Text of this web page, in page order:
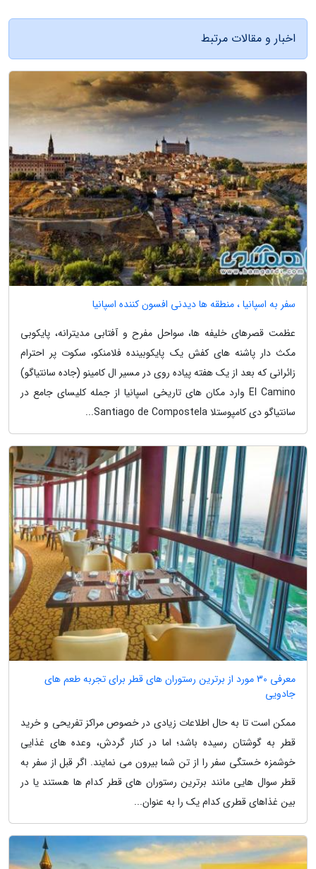
اخبار و مقالات مرتبط
سفر به اسپانیا ، منطقه ها دیدنی افسون کننده اسپانیا
عظمت قصرهای خلیفه ها، سواحل مفرح و آفتابی مدیترانه، پایکوبی
مکث دار پاشنه های کفش یک پایکوبینده فلامنکو، سکوت پر احترام
زائرانی که بعد از یک هفته پیاده روی در مسیر ال کامینو (جاده سانتیاگو)
El Camino وارد مکان های تاریخی اسپانیا از جمله کلیسای جامع در
سانتیاگو دی کامپوستلا Santiago de Compostela...
معرفی 30 مورد از برترین رستوران های قطر برای تجربه طعم های
جادویی
ممکن است تا به حال اطلاعات زیادی در خصوص مراکز تفریحی و خرید
قطر به گوشتان رسیده باشد؛ اما در کنار گردش، وعده های غذایی
خوشمزه خستگی سفر را از تن شما بیرون می نمایند. اگر قبل از سفر به
قطر سوال هایی مانند برترین رستوران های قطر کدام ها هستند یا در
بین غذاهای قطری کدام یک را به عنوان...